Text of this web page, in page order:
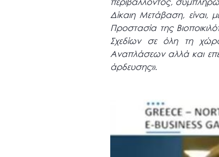
Δίκαιη Μετάβαση, είναι,
Προστασία της
Σχεδίων σε όλη τη
Αναπλάσεων αλλά και
άρδευσης».